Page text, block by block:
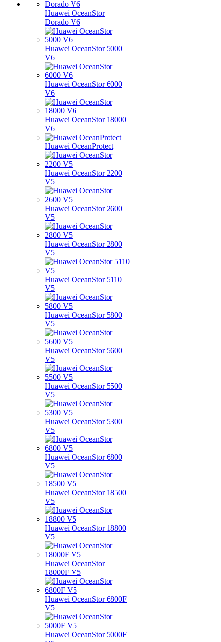
Huawei OceanStor
Dorado V6
Huawei OceanStor 5000
V6
Huawei OceanStor 6000
V6
Huawei OceanStor 18000
V6
Huawei OceanProtect
Huawei OceanStor 2200
V5
Huawei OceanStor 2600
V5
Huawei OceanStor 2800
V5
Huawei OceanStor 5110
V5
Huawei OceanStor 5800
V5
Huawei OceanStor 5600
V5
Huawei OceanStor 5500
V5
Huawei OceanStor 5300
V5
Huawei OceanStor 6800
V5
Huawei OceanStor 18500
V5
Huawei OceanStor 18800
V5
Huawei OceanStor
18000F V5
Huawei OceanStor 6800F
V5
Huawei OceanStor 5000F